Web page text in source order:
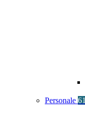
Personale 61